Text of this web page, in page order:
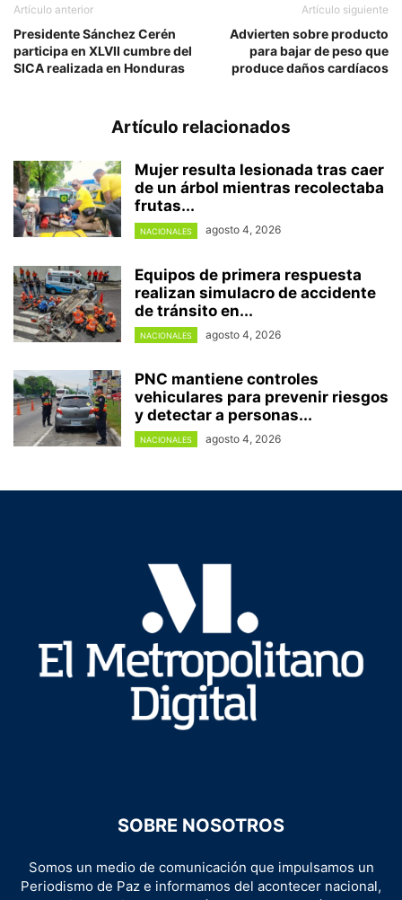
Artículo anterior
Presidente Sánchez Cerén
participa en XLVII cumbre del
SICA realizada en Honduras
Artículo siguiente
Advierten sobre producto
para bajar de peso que
produce daños cardíacos
Artículo relacionados
Mujer resulta lesionada tras caer
de un árbol mientras recolectaba
frutas...
NACIONALES agosto 4, 2026
Equipos de primera respuesta
realizan simulacro de accidente
de tránsito en...
NACIONALES agosto 4, 2026
PNC mantiene controles
vehiculares para prevenir riesgos
y detectar a personas...
NACIONALES agosto 4, 2026
SOBRE NOSOTROS
Somos un medio de comunicación que impulsamos un
Periodismo de Paz e informamos del acontecer nacional,